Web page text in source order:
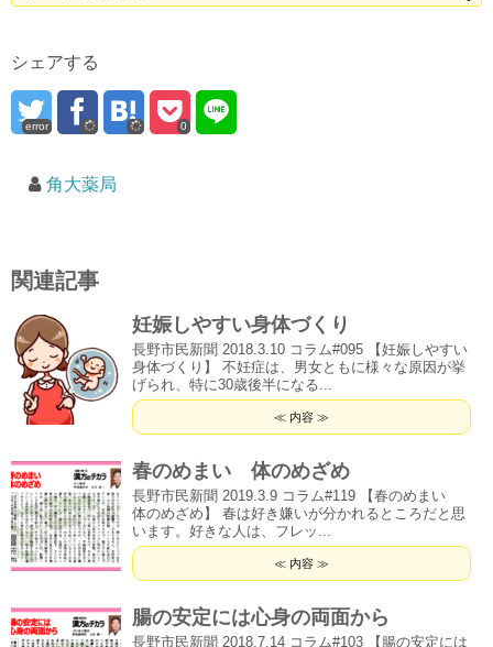
シェアする
error 0
角大薬局
関連記事
妊娠しやすい身体づくり
長野市民新聞 2018.3.10 コラム#095 【妊娠しやすい
身体づくり】 不妊症は、男女ともに様々な原因が挙
げられ、特に30歳後半になる...
≪ 内容 ≫
春のめまい 体のめざめ
長野市民新聞 2019.3.9 コラム#119 【春のめまい
体のめざめ】 春は好き嫌いが分かれるところだと思
います。好きな人は、フレッ...
≪ 内容 ≫
腸の安定には心身の両面から
長野市民新聞 2018.7.14 コラム#103 【腸の安定には